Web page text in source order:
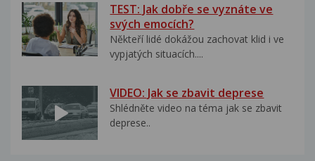
TEST: Jak dobře se vyznáte ve
svých emocích?
Někteří lidé dokážou zachovat klid i ve
vypjatých situacích....
VIDEO: Jak se zbavit deprese
Shlédněte video na téma jak se zbavit
deprese..